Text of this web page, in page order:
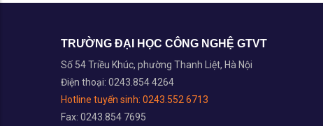
TRƯỜNG ĐẠI HỌC CÔNG NGHỆ GTVT
Số 54 Triều Khúc, phường Thanh Liệt, Hà Nội
Điện thoại: 0243.854 4264
Hotline tuyển sinh: 0243.552 6713
Fax: 0243.854 7695